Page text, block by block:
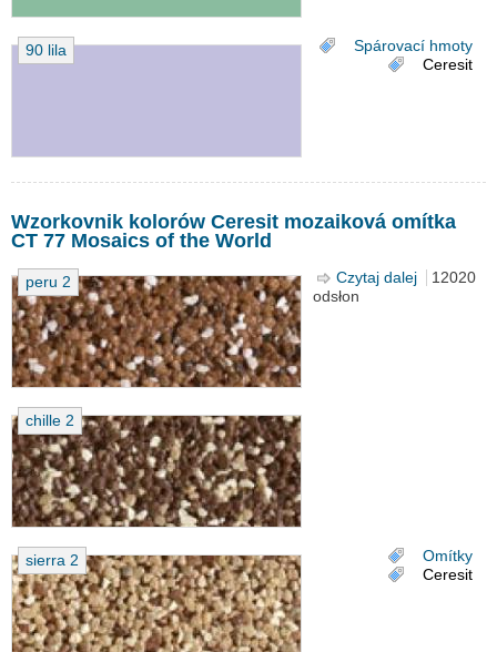
90 lila
Spárovací hmoty
Ceresit
Wzorkovnik kolorów Ceresit mozaiková omítka
CT 77 Mosaics of the World
peru 2
chille 2
sierra 2
Omítky
Ceresit
Czytaj dalej wpis
12020
odsłon